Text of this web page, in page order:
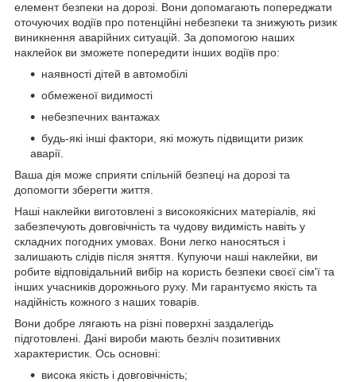
елемент безпеки на дорозі. Вони допомагають попереджати
оточуючих водіїв про потенційні небезпеки та знижують ризик
виникнення аварійних ситуацій. За допомогою наших
наклейок ви зможете попередити інших водіїв про:
наявності дітей в автомобілі
обмеженої видимості
небезпечних вантажах
будь-які інші фактори, які можуть підвищити ризик
аварії.
Ваша дія може сприяти спільній безпеці на дорозі та
допомогти зберегти життя.
Наші наклейки виготовлені з високоякісних матеріалів, які
забезпечують довговічність та чудову видимість навіть у
складних погодних умовах. Вони легко наносяться і
залишають слідів після зняття. Купуючи наші наклейки, ви
робите відповідальний вибір на користь безпеки своєї сім'ї та
інших учасників дорожнього руху. Ми гарантуємо якість та
надійність кожного з наших товарів.
Вони добре лягають на різні поверхні заздалегідь
підготовлені. Дані вироби мають безліч позитивних
характеристик. Ось основні:
висока якість і довговічність;